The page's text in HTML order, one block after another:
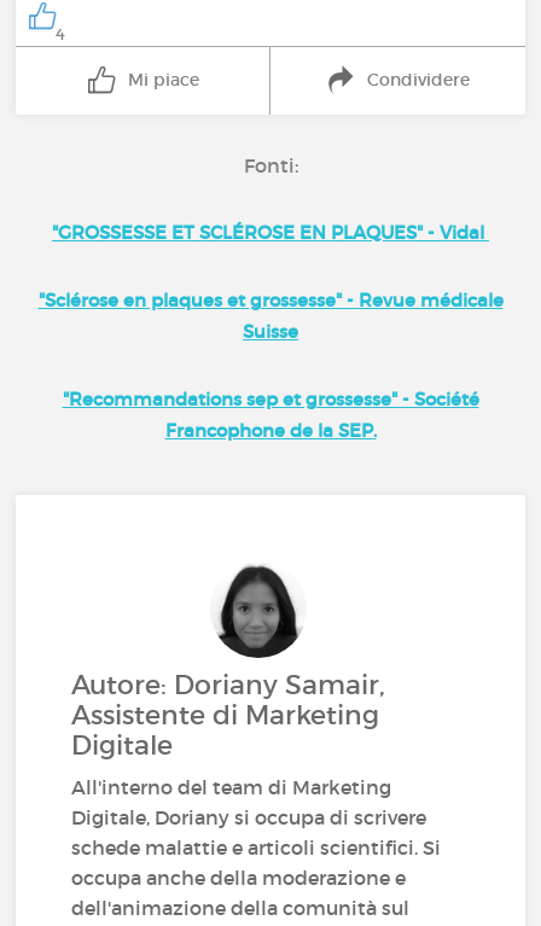
4
Mi piace Condividere
Fonti:
"GROSSESSE ET SCLÉROSE EN PLAQUES" - Vidal
"Sclérose en plaques et grossesse" - Revue médicale
Suisse
"Recommandations sep et grossesse" - Société
Francophone de la SEP.
Autore: Doriany Samair,
Assistente di Marketing
Digitale
All'interno del team di Marketing
Digitale, Doriany si occupa di scrivere
schede malattie e articoli scientifici. Si
occupa anche della moderazione e
dell'animazione della comunità sul